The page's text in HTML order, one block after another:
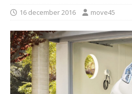
16 december 2016 move45